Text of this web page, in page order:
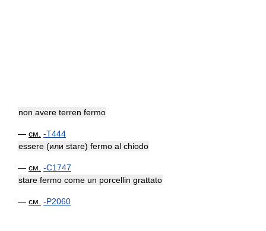
non avere terren fermo
— см. -T444
essere (или stare) fermo al chiodo
— см. -C1747
stare fermo come un porcellin grattato
— см. -P2060